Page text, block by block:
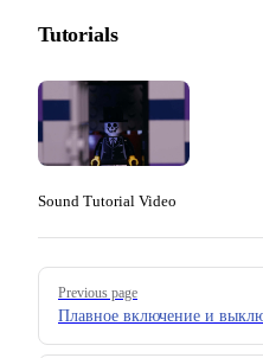
Tutorials
Sound Tutorial Video
Pager
Previous page
Плавное включение и